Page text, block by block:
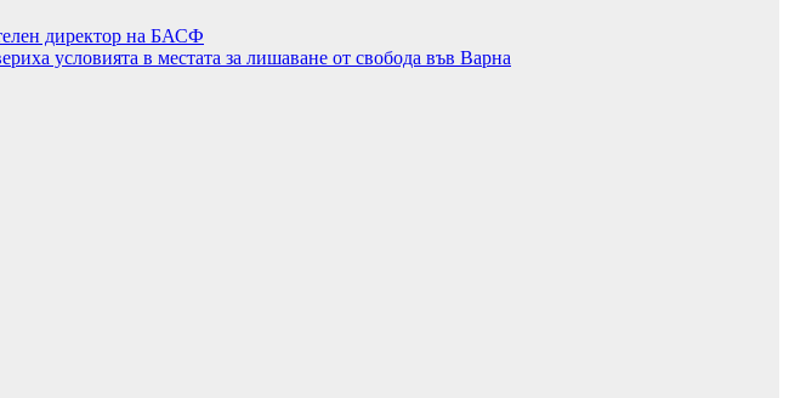
директор на БАСФ
условията в местата за лишаване от свобода във Варна